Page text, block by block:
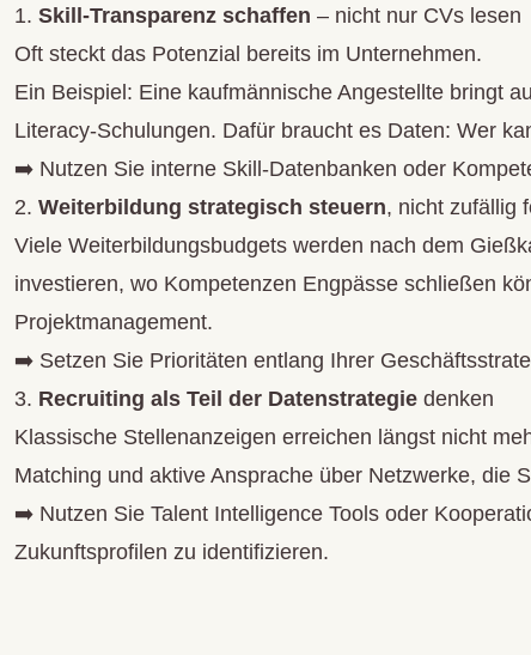
Skill-Transparenz schaffen – nicht nur CVs lesen
Oft steckt das Potenzial bereits im Unternehmen.
Ein Beispiel: Eine kaufmännische Angestellte bringt
Literacy-Schulungen. Dafür braucht es Daten: Wer
➡️ Nutzen Sie interne Skill-Datenbanken oder
Weiterbildung strategisch steuern, nicht zufällig
Viele Weiterbildungsbudgets werden nach dem
investieren, wo Kompetenzen Engpässe schließen
Projektmanagement.
➡️ Setzen Sie Prioritäten entlang Ihrer
Recruiting als Teil der Datenstrategie denken
Klassische Stellenanzeigen erreichen längst nicht
Matching und aktive Ansprache über Netzwerke, die
➡️ Nutzen Sie Talent Intelligence Tools oder
Zukunftsprofilen zu identifizieren.